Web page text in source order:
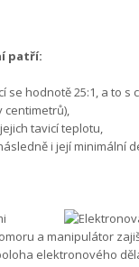
patří:
se hodnotě 25:1, a to
centimetrů),
tavicí teplotu,
i její minimální
a manipulátor
elektronového